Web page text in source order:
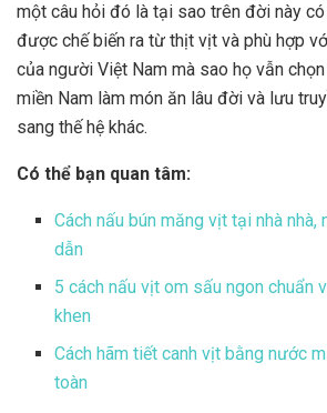
một câu hỏi đó là tại sao trên đời này
được chế biến ra từ thịt vịt và phù hợp
của người Việt Nam mà sao họ vẫn
miền Nam làm món ăn lâu đời và lưu
sang thế hệ khác.
Có thể bạn quan tâm:
Cách nấu bún măng vịt tại nhà nhà,
dẫn
5 cách nấu vịt om sấu ngon chuẩn
khen
Cách hãm tiết canh vịt bằng nước
toàn